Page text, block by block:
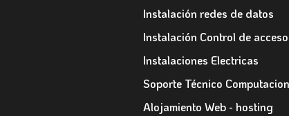
Instalación redes de datos
Instalación Control de acceso
Instalaciones Electricas
Soporte Técnico
Alojamiento Web - hosting